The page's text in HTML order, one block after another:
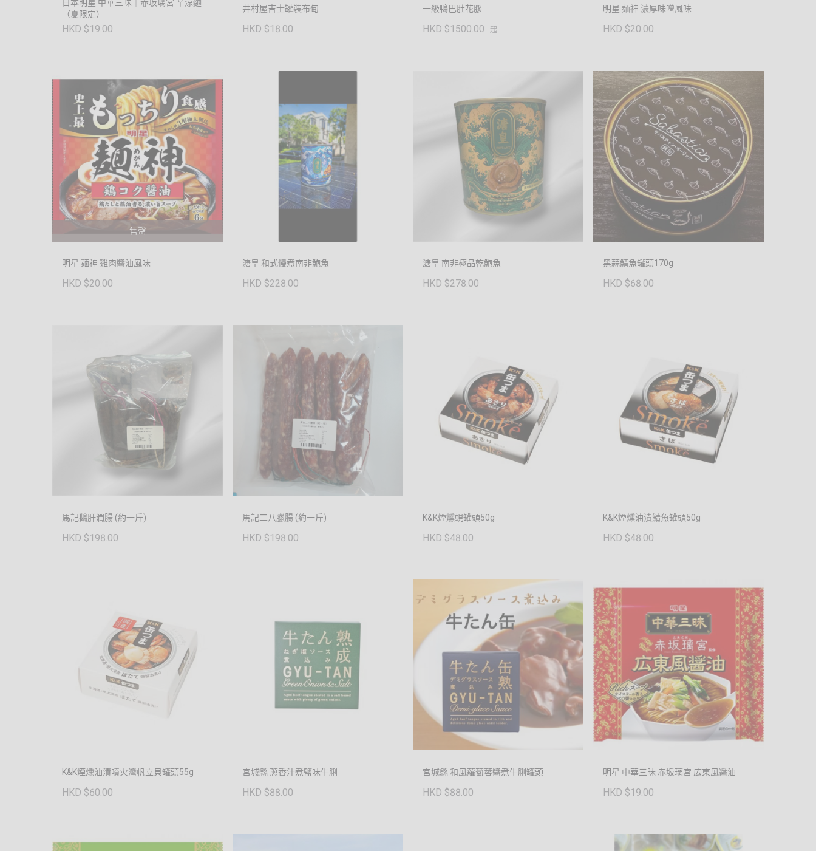
日本明星 中華三味｜赤坂璃宮 辛涼麵
（夏限定）
HKD $19.00
井村屋吉士罐裝布甸
HKD $18.00
一級鴨巴肚花膠
HKD $1500.00 起
明星 麺神 濃厚味噌風味
HKD $20.00
售罄
明星 麺神 雞肉醬油風味
HKD $20.00
溏皇 和式慢煮南非鮑魚
HKD $228.00
溏皇 南非極品乾鮑魚
HKD $278.00
黑蒜鯖魚罐頭170g
HKD $68.00
馬記鵝肝潤腸 (約一斤)
HKD $198.00
馬記二八臘腸 (約一斤)
HKD $198.00
K&K煙燻蜆罐頭50g
HKD $48.00
K&K煙燻油漬鯖魚罐頭50g
HKD $48.00
K&K煙燻油漬噴火灣帆立貝罐頭55g
HKD $60.00
宮城縣 蔥香汁煮鹽味牛脷
HKD $88.00
宮城縣 和風蘿蔔蓉醬煮牛脷罐頭
HKD $88.00
明星 中華三昧 赤坂璃宮 広東風醤油
HKD $19.00